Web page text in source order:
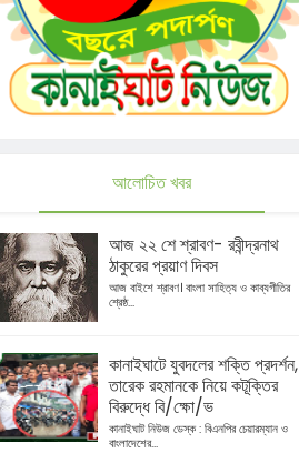
আলোচিত খবর
আজ ২২ শে শ্রাবণ- রবীন্দ্রনাথ
ঠাকুরের প্রয়াণ দিবস
আজ বাইশে শ্রাবণ। বাংলা সাহিত্য ও কাব্যগীতির
শ্রেষ্ঠ...
কানাইঘাটে যুবদলের শক্তি প্রদর্শন,
তারেক রহমানকে নিয়ে কটূক্তির
বিরুদ্ধে বি/ক্ষো/ভ
কানাইঘাট নিউজ ডেস্ক : বিএনপির চেয়ারম্যান ও
বাংলাদেশের...